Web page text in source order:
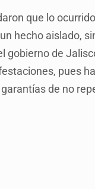
que lo
hecho aislado,
gobierno de
pues
de no